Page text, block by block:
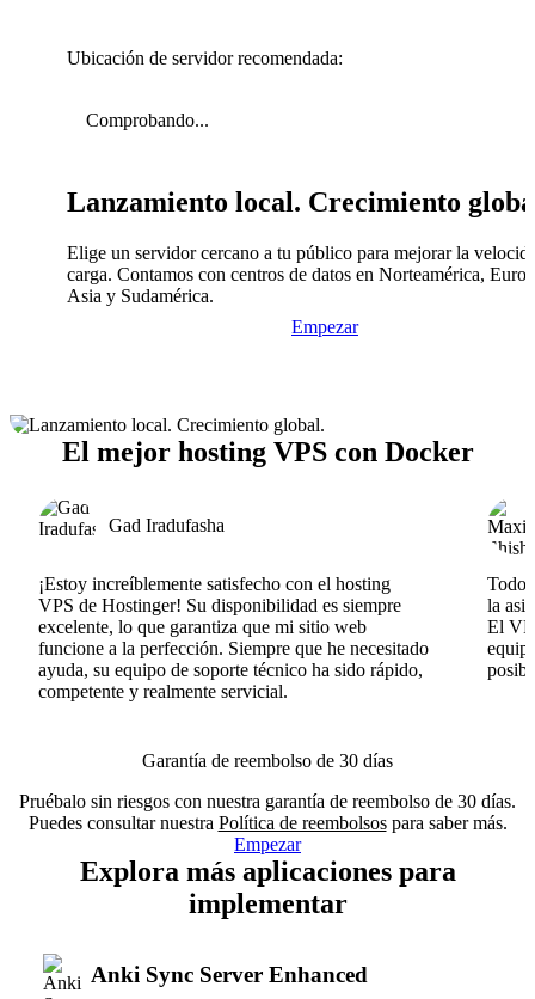
Ubicación de servidor recomendada:
Comprobando...
Lanzamiento local. Crecimiento
Elige un servidor cercano a tu público para mejorar la
carga. Contamos con centros de datos en Norteamérica,
Asia y Sudamérica.
Empezar
El mejor hosting VPS con Docker
Gad Iradufasha
¡Estoy increíblemente satisfecho con el hosting
VPS de Hostinger! Su disponibilidad es siempre
excelente, lo que garantiza que mi sitio web
funcione a la perfección. Siempre que he necesitado
ayuda, su equipo de soporte técnico ha sido rápido,
competente y realmente servicial.
Todo
la
El
Garantía de reembolso de 30 días
Pruébalo sin riesgos con nuestra garantía de reembolso de 30 días.
Puedes consultar nuestra Política de reembolsospara saber más.
Empezar
Explora más aplicaciones para
implementar
Anki Sync Server Enhanced